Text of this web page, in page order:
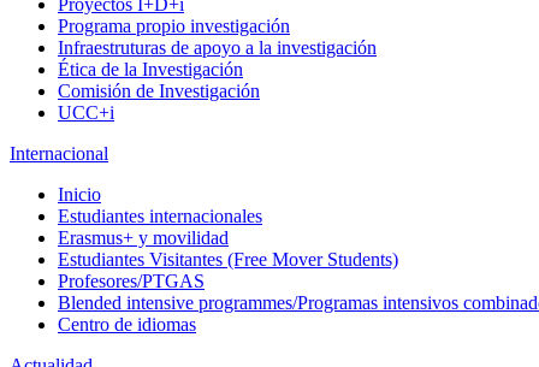
Proyectos I+D+i
Programa propio investigación
Infraestruturas de apoyo a la investigación
Ética de la Investigación
Comisión de Investigación
UCC+i
Internacional
Inicio
Estudiantes internacionales
Erasmus+ y movilidad
Estudiantes Visitantes (Free Mover Students)
Profesores/PTGAS
Blended intensive programmes/Programas intensivos
Centro de idiomas